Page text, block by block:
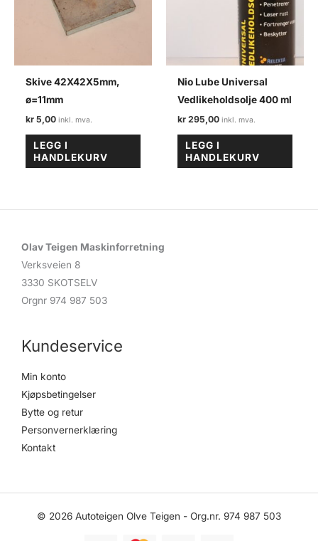
Skive 42X42X5mm,
ø=11mm
kr 5,00
LEGG I
HANDLEKURV
Nio Lube Universal
Vedlikeholdsolje 400 ml
kr 295,00
LEGG I
HANDLEKURV
Olav Teigen Maskinforretning
Verksveien 8
3330 SKOTSELV
Orgnr 974 987 503
Kundeservice
Min konto
Kjøpsbetingelser
Bytte og retur
Personvernerklæring
Kontakt
© 2026 Autoteigen Olve Teigen - Org.nr. 974 987 503